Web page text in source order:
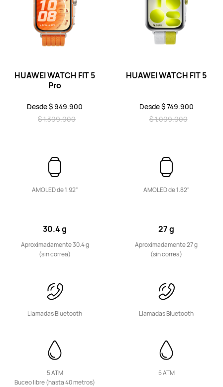
HUAWEI WATCH FIT Special Edition
Conoce más
HUAWEI WATCH FIT new
HUAWEI WATCH FIT mini
Conoce más
HUAWEI Band 11 Pro
HUAWEI WATCH FIT 5
Pro
Desde $ 949.900
$ 1.399.900
AMOLED de 1.92"
30.4 g
Aproximadamente 30.4 g
(sin correa)
Llamadas Bluetooth
5 ATM
Buceo libre (hasta 40 metros)
HUAWEI WATCH FIT 5
Desde $ 749.900
$ 1.099.900
AMOLED de 1.82"
27 g
Aproximadamente 27 g
(sin correa)
Llamadas Bluetooth
5 ATM